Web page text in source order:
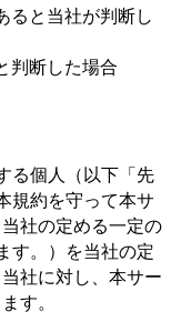
ると当社が判断し
判断した場合
る個人（以下「先
規約を守って本サ
社の定める一定の
す。）を当社の定
社に対し、本サー
す。